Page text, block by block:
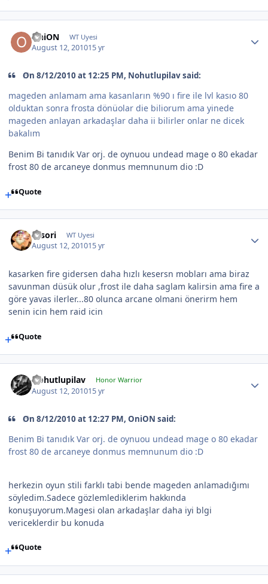
OniON WT Uyesi
August 12, 201015 yr
On 8/12/2010 at 12:25 PM, Nohutlupilav said:
mageden anlamam ama kasanların %90 ı fire ile lvl kasıo 80
olduktan sonra frosta dönüolar die biliorum ama yinede
mageden anlayan arkadaşlar daha ii bilirler onlar ne dicek
bakalım
Benim Bi tanıdık Var orj. de oynuou undead mage o 80 ekadar
frost 80 de arcaneye donmus memnunum dio :D
Quote
sasori WT Uyesi
August 12, 201015 yr
kasarken fire gidersen daha hızlı kesersn mobları ama biraz
savunman düsük olur ,frost ile daha saglam kalirsin ama fire a
göre yavas ilerler...80 olunca arcane olmani önerirm hem
senin icin hem raid icin
Quote
Nohutlupilav Honor Warrior
August 12, 201015 yr
On 8/12/2010 at 12:27 PM, OniON said:
Benim Bi tanıdık Var orj. de oynuou undead mage o 80 ekadar
frost 80 de arcaneye donmus memnunum dio :D
herkezin oyun stili farklı tabi bende mageden anlamadığımı
söyledim.Sadece gözlemlediklerim hakkında
konuşuyorum.Magesi olan arkadaşlar daha iyi blgi
vericeklerdir bu konuda
Quote